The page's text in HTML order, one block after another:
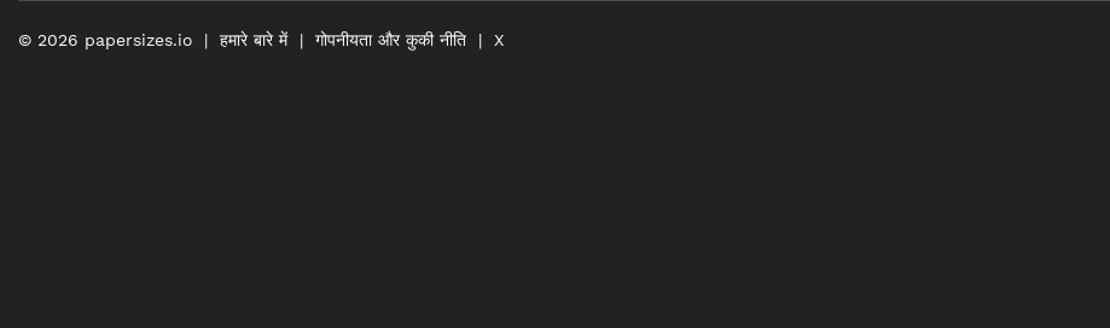
© 2026 papersizes.io हमारे बारे में गोपनीयता और कुकी नीति X